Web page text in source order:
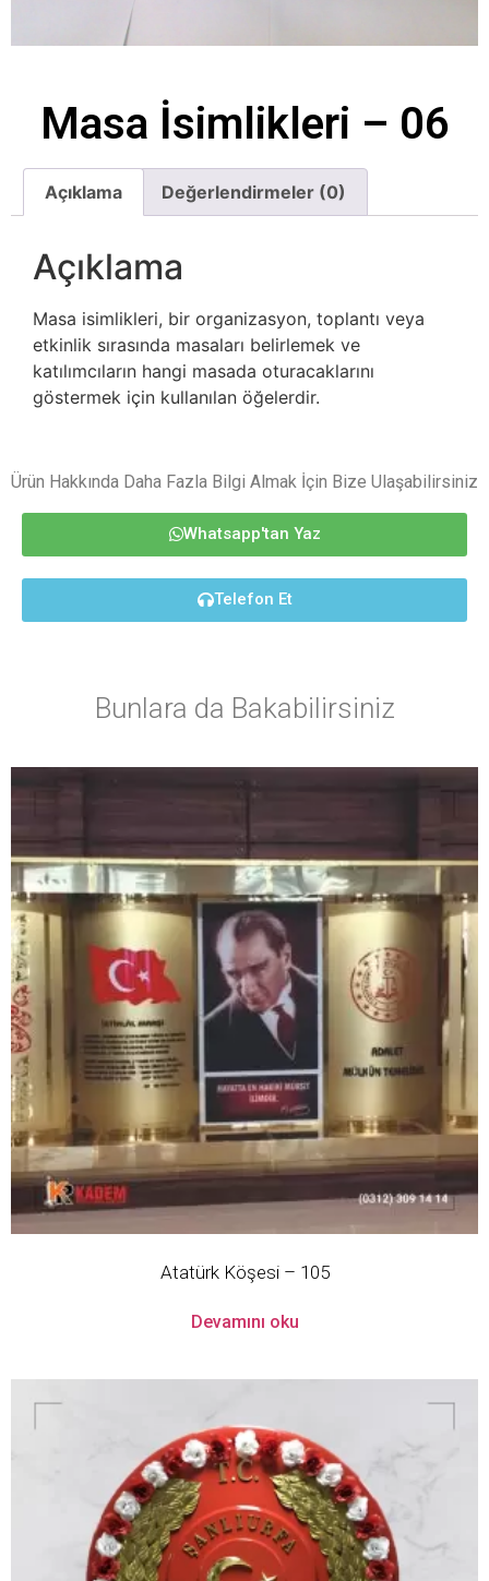
Masa İsimlikleri – 06
Açıklama Değerlendirmeler (0)
Açıklama
Masa isimlikleri, bir organizasyon, toplantı veya
etkinlik sırasında masaları belirlemek ve
katılımcıların hangi masada oturacaklarını
göstermek için kullanılan öğelerdir.
Ürün Hakkında Daha Fazla Bilgi Almak İçin Bize Ulaşabilirsiniz
Whatsapp'tan Yaz
Telefon Et
Bunlara da Bakabilirsiniz
Atatürk Köşesi – 105
Devamını oku